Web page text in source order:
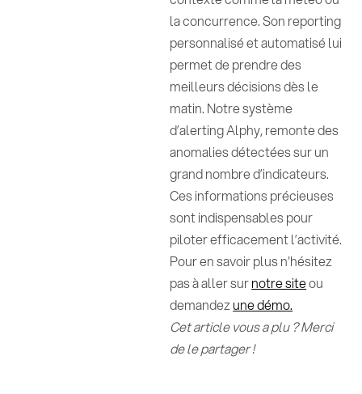
la concurrence. Son reporting
personnalisé et automatisé lui
permet de prendre des
meilleurs décisions dès le
matin. Notre système
d’alerting Alphy, remonte des
anomalies détectées sur un
grand nombre d’indicateurs.
Ces informations précieuses
sont indispensables pour
piloter efficacement l’activité.
Pour en savoir plus n'hésitez
pas à aller surnotre siteou
demandezune démo.
Cet article vous a plu ? Merci
de le partager !